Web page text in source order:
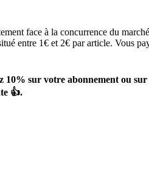
face à la concurrence du
entre 1€ et 2€ par article. Vous
10% sur votre abonnement ou sur
👍.